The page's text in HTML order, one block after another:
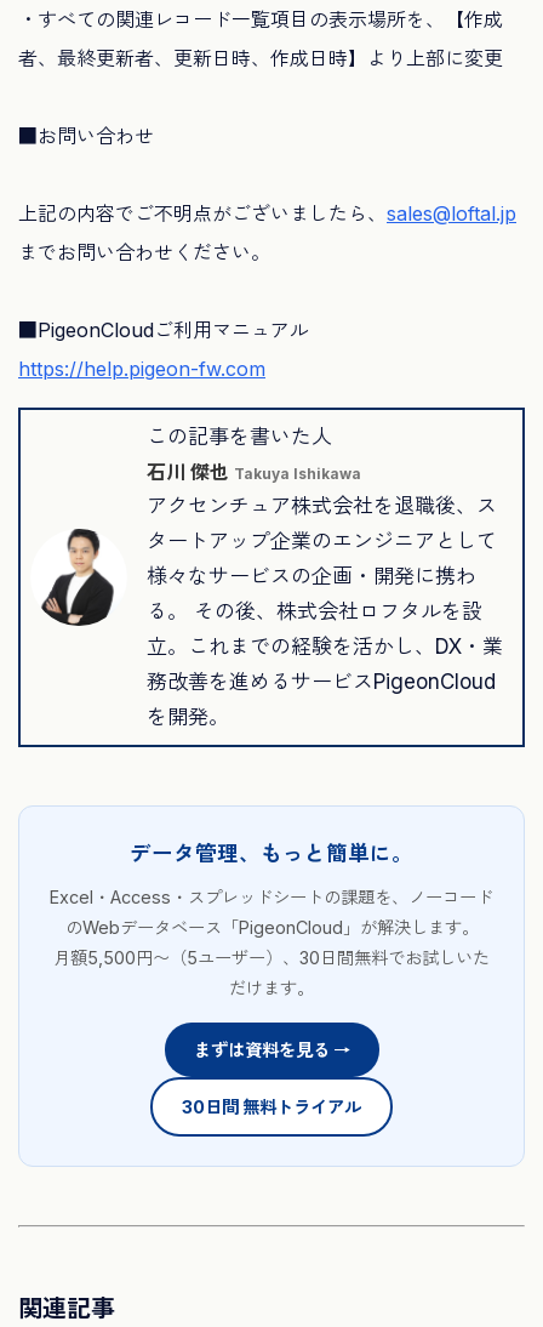
・すべての関連レコード一覧項目の表示場所を、【作成
者、最終更新者、更新日時、作成日時】より上部に変更
■お問い合わせ
上記の内容でご不明点がございましたら、 sales@loftal.jp
までお問い合わせください。
■PigeonCloudご利用マニュアル
https://help.pigeon-fw.com
この記事を書いた人
石川 傑也 Takuya Ishikawa
アクセンチュア株式会社を退職後、ス
タートアップ企業のエンジニアとして
様々なサービスの企画・開発に携わ
る。 その後、株式会社ロフタルを設
立。これまでの経験を活かし、DX・業
務改善を進めるサービスPigeonCloud
を開発。
データ管理、もっと簡単に。
Excel・Access・スプレッドシートの課題を、ノーコード
のWebデータベース「PigeonCloud」が解決します。
月額5,500円〜（5ユーザー）、30日間無料でお試しいた
だけます。
まずは資料を見る →
30日間 無料トライアル
関連記事